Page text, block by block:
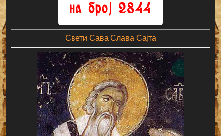
Свети Сава Слава Сајта